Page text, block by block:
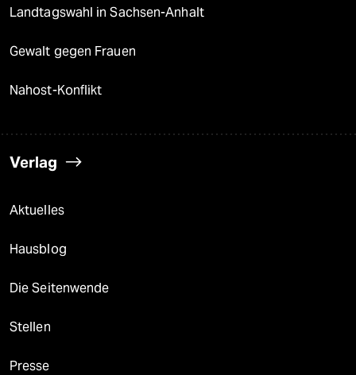
Landtagswahl in Sachsen-Anhalt
Gewalt gegen Frauen
Nahost-Konflikt
Verlag
Aktuelles
Hausblog
Die Seitenwende
Stellen
Presse